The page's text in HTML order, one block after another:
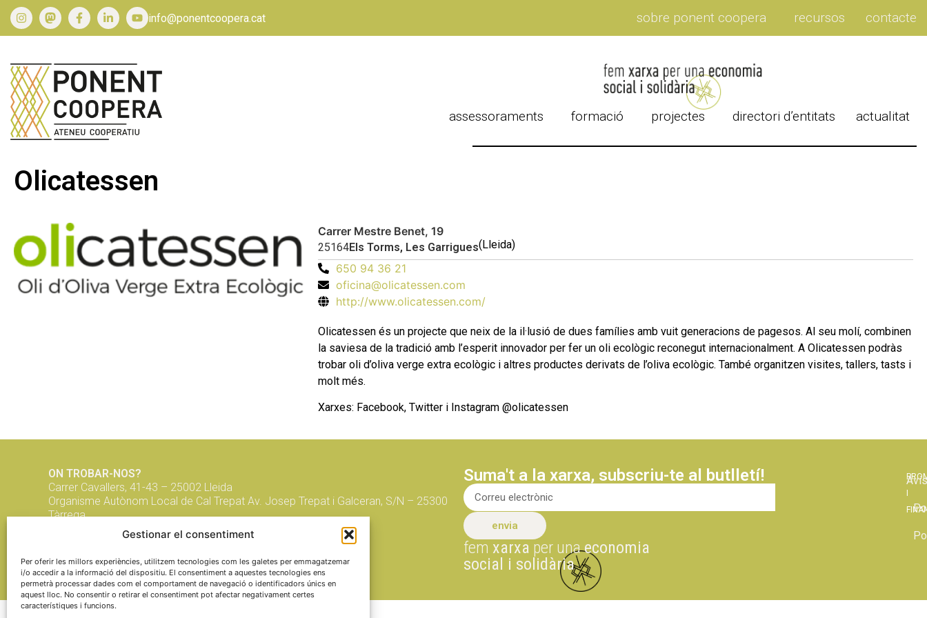
Gestionar el consentiment
Per oferir les millors experiències, utilitzem tecnologies com les galetes per emmagatzemar
i/o accedir a la informació del dispositiu. El consentiment a aquestes tecnologies ens
permetrà processar dades com el comportament de navegació o identificadors únics en
aquest lloc. No consentir o retirar el consentiment pot afectar negativament certes
característiques i funcions.
info@ponentcoopera.cat sobre ponent coopera recursos contacte
assessoraments formació projectes directori d’entitats actualitat
Olicatessen
Carrer Mestre Benet, 19
25164Els Torms, Les Garrigues(Lleida)
650 94 36 21
oficina@olicatessen.com
http://www.olicatessen.com/
Olicatessen és un projecte que neix de la il·lusió de dues famílies amb vuit generacions de pagesos. Al seu molí, combinen
la saviesa de la tradició amb l’esperit innovador per fer un oli ecològic reconegut internacionalment. A Olicatessen podràs
trobar oli d’oliva verge extra ecològic i altres productes derivats de l’oliva ecològic. També organitzen visites, tallers, tasts i
molt més.
Xarxes: Facebook, Twitter i Instagram @olicatessen
ON TROBAR-NOS?
Carrer Cavallers, 41-43 – 25002 Lleida
Organisme Autònom Local de Cal Trepat Av. Josep Trepat i Galceran, S/N – 25300
Tàrrega
info@ponentcoopera.cat
Suma't a la xarxa, subscriu-te al butlletí!
envia
fem xarxa per unaeconomia
social i solidària